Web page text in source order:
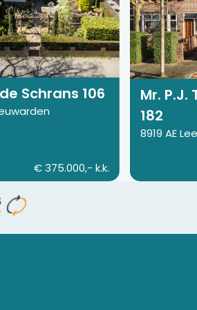
Schrans 106
€ 375.000,- k.k.
van
Mr.
P.J.
182
Mr.
182
8919 AE